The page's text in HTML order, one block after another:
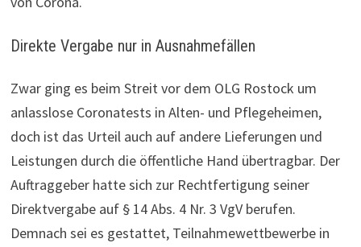
Direkte Vergabe nur in Ausnahmefällen
Zwar ging es beim Streit vor dem OLG Rostock um
anlasslose Coronatests in Alten- und Pflegeheimen,
doch ist das Urteil auch auf andere Lieferungen und
Leistungen durch die öffentliche Hand übertragbar. Der
Auftraggeber hatte sich zur Rechtfertigung seiner
Direktvergabe auf § 14 Abs. 4 Nr. 3 VgV berufen.
Demnach sei es gestattet, Teilnahmewettbewerbe in